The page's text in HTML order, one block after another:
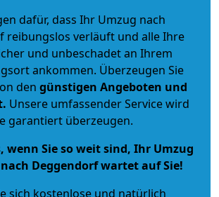
dafür, dass Ihr Umzug nach
reibungslos verläuft und alle Ihre
und unbeschadet an Ihrem
ankommen. Überzeugen Sie
den günstigen Angeboten und
. Unsere umfassender Service wird
garantiert überzeugen.
wenn Sie so weit sind, Ihr Umzug
Deggendorf wartet auf Sie!
sich kostenlose und natürlich